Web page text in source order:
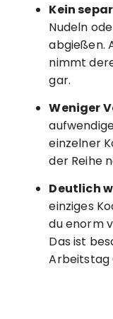
Kein
Nudeln
abgießen.
nimmt
gar.
Weniger
einzelner
der Reihe
Deutlich
einziges
du enorm
Das ist
Arbeitstag